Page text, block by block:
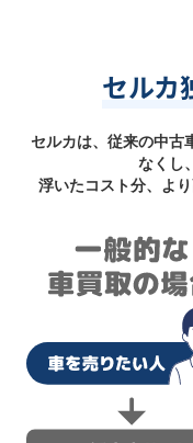
セルカ
セルカは、従来の中古
なくし
浮いたコスト分、よ